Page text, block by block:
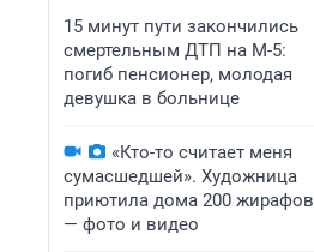
15 минут пути закончились
смертельным ДТП на М-5:
погиб пенсионер, молодая
девушка в больнице
«Кто-то считает меня
сумасшедшей». Художница
приютила дома 200 жирафов
— фото и видео